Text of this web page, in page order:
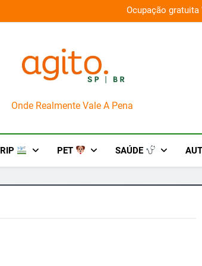
Ocupação gratuita
AgitoSP
Onde Realmente Vale A Pena
PET SAÚDE